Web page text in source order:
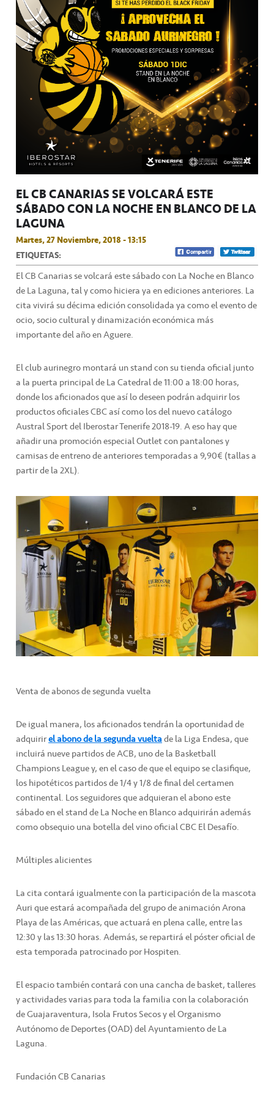
EL CB CANARIAS SE VOLCARÁ ESTE
SÁBADO CON LA NOCHE EN BLANCO DE LA
LAGUNA
Martes, 27 Noviembre, 2018 - 13:15
ETIQUETAS:
El CB Canarias se volcará este sábado con La Noche en Blanco
de La Laguna, tal y como hiciera ya en ediciones anteriores. La
cita vivirá su décima edición consolidada ya como el evento de
ocio, socio cultural y dinamización económica más
importante del año en Aguere.
El club aurinegro montará un stand con su tienda oficial junto
a la puerta principal de La Catedral de 11:00 a 18:00 horas,
donde los aficionados que así lo deseen podrán adquirir los
productos oficiales CBC así como los del nuevo catálogo
Austral Sport del Iberostar Tenerife 2018-19. A eso hay que
añadir una promoción especial Outlet con pantalones y
camisas de entreno de anteriores temporadas a 9,90€ (tallas a
partir de la 2XL).
Venta de abonos de segunda vuelta
De igual manera, los aficionados tendrán la oportunidad de
adquirirel abono de la segunda vueltade la Liga Endesa, que
incluirá nueve partidos de ACB, uno de la Basketball
Champions League y, en el caso de que el equipo se clasifique,
los hipotéticos partidos de 1/4 y 1/8 de final del certamen
continental. Los seguidores que adquieran el abono este
sábado en el stand de La Noche en Blanco adquirirán además
como obsequio una botella del vino oficial CBC El Desafío.
Múltiples alicientes
La cita contará igualmente con la participación de la mascota
Auri que estará acompañada del grupo de animación Arona
Playa de las Américas, que actuará en plena calle, entre las
12:30 y las 13:30 horas. Además, se repartirá el póster oficial de
esta temporada patrocinado por Hospiten.
El espacio también contará con una cancha de basket, talleres
y actividades varias para toda la familia con la colaboración
de Guajaraventura, Isola Frutos Secos y el Organismo
Autónomo de Deportes (OAD) del Ayuntamiento de La
Laguna.
Fundación CB Canarias